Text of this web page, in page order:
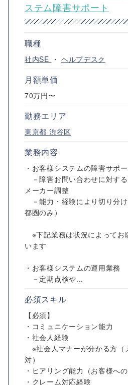
ステム障害サポート
職種
社内SE ・ ヘルプデスク
月額単価
70万円〜
勤務エリア
東京都 渋谷区
業務内容
・お客様システムの障害サポ
－障害お問い合わせに対する
メーカー調整
－能力・経験により切り分
都圏のみ）
※下記業務は状況によってお
います
・お客様システムの運用業務
－定期点検や...
必須スキル
【必須】
・コミュニケーション能力
・社会人経験
※社会人マナーが分かる方（
対）
・ヒアリング能力（お客様への
・クレーム対応経験